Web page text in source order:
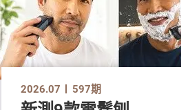
2026.07 597期